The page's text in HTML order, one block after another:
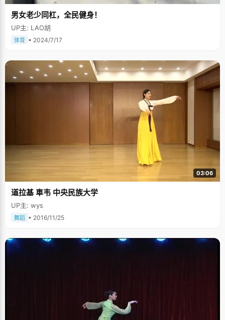
男女老少同杠，全民健身！
UP主: LAO胡
体育 • 2024/7/17
03:06
道拉基 車韦 中央民族大学
UP主: wys
舞蹈 • 2016/11/25